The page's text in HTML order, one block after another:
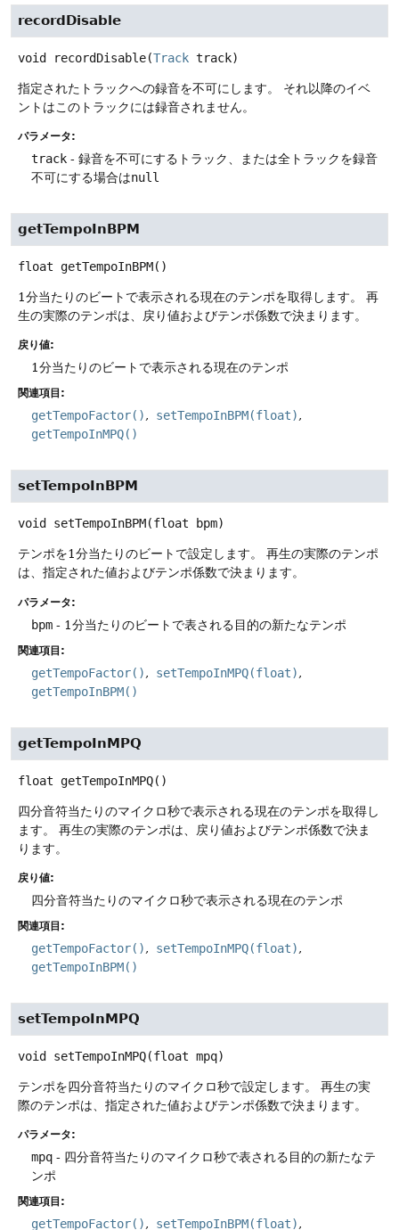
recordDisable
void recordDisable(Track track)
指定されたトラックへの録音を不可にします。
それ以降のイベ
ントはこのトラックには録音されません。
パラメータ:
track - 録音を不可にするトラック、または全トラックを録音
不可にする場合はnull
getTempoInBPM
float getTempoInBPM()
1分当たりのビートで表示される現在のテンポを取得します。
再
生の実際のテンポは、戻り値およびテンポ係数で決まります。
戻り値:
1分当たりのビートで表示される現在のテンポ
関連項目:
getTempoFactor()
setTempoInBPM(float)
getTempoInMPQ()
setTempoInBPM
void setTempoInBPM(float bpm)
テンポを1分当たりのビートで設定します。
再生の実際のテンポ
は、指定された値およびテンポ係数で決まります。
パラメータ:
bpm - 1分当たりのビートで表される目的の新たなテンポ
関連項目:
getTempoFactor()
setTempoInMPQ(float)
getTempoInBPM()
getTempoInMPQ
float getTempoInMPQ()
四分音符当たりのマイクロ秒で表示される現在のテンポを取得し
ます。
再生の実際のテンポは、戻り値およびテンポ係数で決ま
ります。
戻り値:
四分音符当たりのマイクロ秒で表示される現在のテンポ
関連項目:
getTempoFactor()
setTempoInMPQ(float)
getTempoInBPM()
setTempoInMPQ
void setTempoInMPQ(float mpq)
テンポを四分音符当たりのマイクロ秒で設定します。
再生の実
際のテンポは、指定された値およびテンポ係数で決まります。
パラメータ:
mpq - 四分音符当たりのマイクロ秒で表される目的の新たなテ
ンポ
関連項目:
getTempoFactor() setTempoInBPM(float)